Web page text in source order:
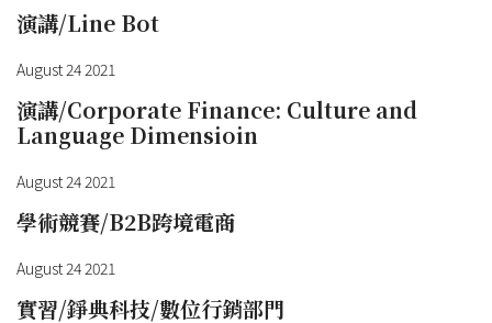
演講/Line Bot
August 24 2021
演講/Corporate Finance: Culture and
Language Dimensioin
August 24 2021
學術競賽/B2B跨境電商
August 24 2021
實習/錚典科技/數位行銷部門